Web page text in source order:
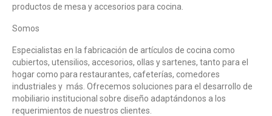
productos de mesa y accesorios para cocina.
Somos
Especialistas en la fabricación de artículos de cocina como
cubiertos, utensilios, accesorios, ollas y sartenes, tanto para el
hogar como para restaurantes, cafeterías, comedores
industriales y más. Ofrecemos soluciones para el desarrollo de
mobiliario institucional sobre diseño adaptándonos a los
requerimientos de nuestros clientes.